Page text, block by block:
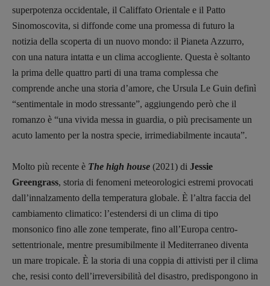
superpotenza occidentale, il Califfato Orientale e il Patto
Sinomoscovita, si diffonde come una promessa di futuro la
notizia della scoperta di un nuovo mondo: il Pianeta Azzurro,
con una natura intatta e un clima accogliente. Questa è soltanto
la prima delle quattro parti di una trama complessa che
comprende anche una storia d’amore, che Ursula Le Guin definì
“sentimentale in modo stressante”, aggiungendo però che il
romanzo è “una vivida messa in guardia, o più precisamente un
acuto lamento per la nostra specie, irrimediabilmente incauta”.
Molto più recente è The high house (2021) di Jessie
Greengrass, storia di fenomeni meteorologici estremi provocati
dall’innalzamento della temperatura globale. È l’altra faccia del
cambiamento climatico: l’estendersi di un clima di tipo
monsonico fino alle zone temperate, fino all’Europa centro-
settentrionale, mentre presumibilmente il Mediterraneo diventa
un mare tropicale. È la storia di una coppia di attivisti per il clima
che, resisi conto dell’irreversibilità del disastro, predispongono in